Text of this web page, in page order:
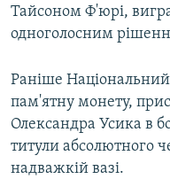
Тайсоном Ф'юрі,
одноголосним
Раніше Національний
пам'ятну монету,
Олександра Усика в
титули абсолютного
надважкій вазі.